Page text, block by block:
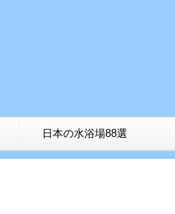
日本の水浴場88選